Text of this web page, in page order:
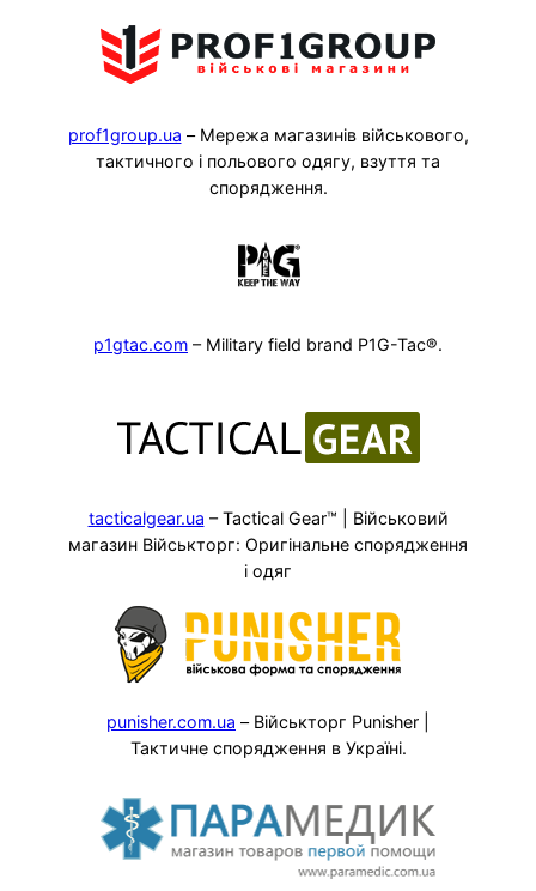
prof1group.ua – Мережа магазинів військового,
тактичного і польового одягу, взуття та
спорядження.
p1gtac.com – Military field brand P1G-Tac®.
tacticalgear.ua – Tactical Gear™ | Військовий
магазин Військторг: Оригінальне спорядження
і одяг
punisher.com.ua – Військторг Punisher |
Тактичне спорядження в Україні.